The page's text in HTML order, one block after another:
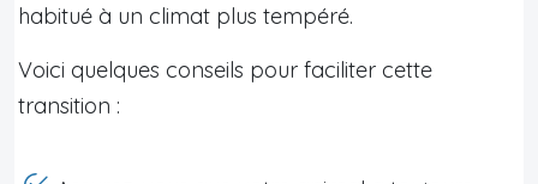
habitué à un climat plus tempéré.
Voici quelques conseils pour faciliter cette
transition :